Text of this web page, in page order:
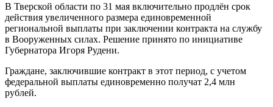
В Тверской области по 31 мая включительно продлён срок
действия увеличенного размера единовременной
региональной выплаты при заключении контракта на службу
в Вооруженных силах. Решение принято по инициативе
Губернатора Игоря Рудени.
Граждане, заключившие контракт в этот период, с учетом
федеральной выплаты единовременно получат 2,4 млн
рублей.